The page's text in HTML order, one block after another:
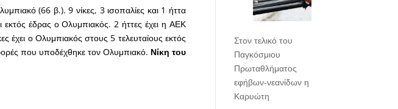
(66 β.). 9 νίκες, 3 ισοπαλίες και 1 ήττα
εκτός έδρας ο Ολυμπιακός. 2 ήττες έχει η ΑΕΚ
έχει ο Ολυμπιακός στους 5 τελευταίους εκτός
που υποδέχθηκε τον Ολυμπιακό. Νίκη του
Στον τελικό του
Παγκόσμιου
Πρωταθλήματος
εφήβων-νεανίδων η
Καρυώτη